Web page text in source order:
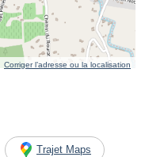
Corriger l’adresse ou la localisation
Trajet Maps